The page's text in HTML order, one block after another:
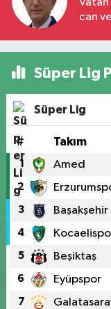
can
Süper Lig
Süper Lig
# Takım
1 Amed
2
3 Başakşehir
4
5 Beşiktaş
6 Eyüpspor
7